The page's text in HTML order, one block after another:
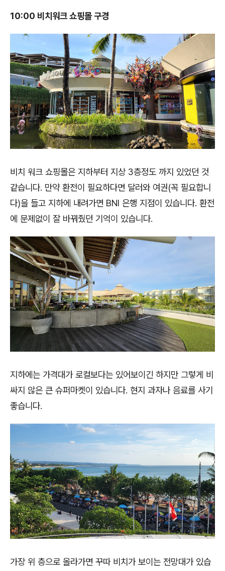
10:00 비치워크 쇼핑몰 구경
비치 워크 쇼핑몰은 지하부터 지상 3층정도 까지 있었던 것
같습니다. 만약 환전이 필요하다면 달러와 여권(꼭 필요합니
다)을 들고 지하에 내려가면 BNI 은행 지점이 있습니다. 환전
에 문제없이 잘 바꿔줬던 기억이 있습니다.
지하에는 가격대가 로컬보다는 있어보이긴 하지만 그렇게 비
싸지 않은 큰 슈퍼마켓이 있습니다. 현지 과자나 음료를 사기
좋습니다.
가장 위 층으로 올라가면 꾸따 비치가 보이는 전망대가 있습